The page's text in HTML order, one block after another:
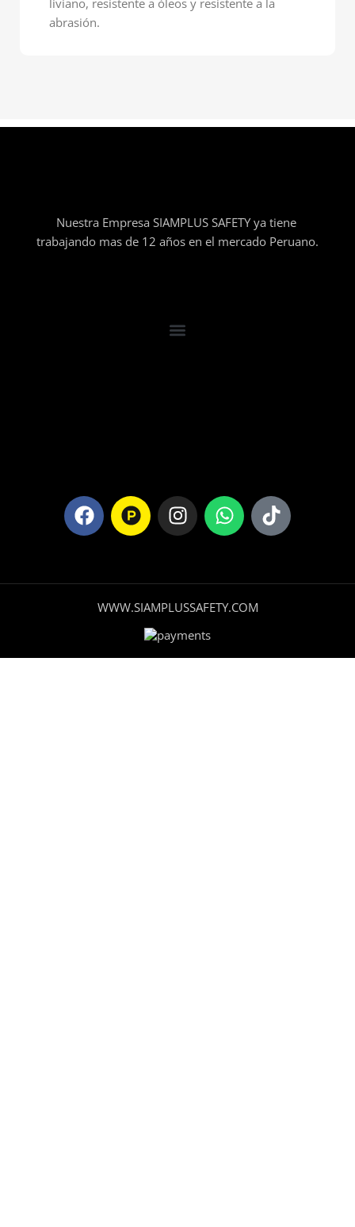
abrasión.
Nuestra Empresa SIAMPLUS SAFETY ya tiene
trabajando mas de 12 años en el mercado Peruano.
WWW.SIAMPLUSSAFETY.COM